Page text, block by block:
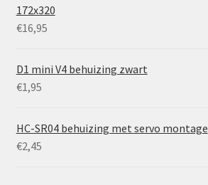
172x320
€16,95
D1 mini V4 behuizing zwart
€1,95
HC-SR04 behuizing met servo montage
€2,45